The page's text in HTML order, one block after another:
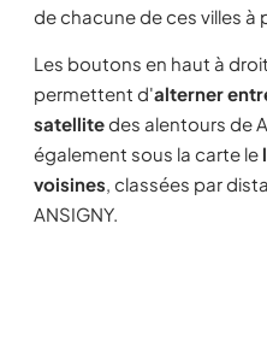
de chacune de ces villes à
Les boutons en haut à
permettent d'alterner
satellitedes alentours de
également sous la carte le
voisines, classées par
ANSIGNY.